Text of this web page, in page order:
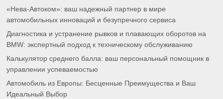
«Нева-Автоком»: ваш надежный партнер в мире
автомобильных инноваций и безупречного сервиса
Диагностика и устранение рывков и плавающих оборотов на
BMW: экспертный подход к техническому обслуживанию
Калькулятор среднего балла: ваш персональный помощник в
управлении успеваемостью
Автомобиль из Европы: Бесценные Преимущества и Ваш
Идеальный Выбор